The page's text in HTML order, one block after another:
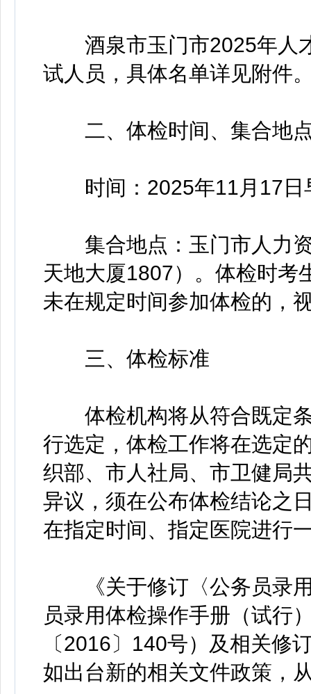
酒泉市玉门市2025年人
试人员，具体名单详见附件
二、体检时间、集合地
时间：2025年11月17日
集合地点：玉门市人力资
天地大厦1807）。体检时考
未在规定时间参加体检的，
三、体检标准
体检机构将从符合既定条
行选定，体检工作将在选定
织部、市人社局、市卫健局
异议，须在公布体检结论之
在指定时间、指定医院进行
《关于修订〈公务员录用
员录用体检操作手册（试行
〔2016〕140号）及相关修
如出台新的相关文件政策，